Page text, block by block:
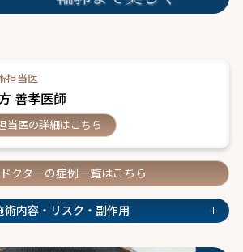
担当医
善孝医師
当医の詳細はこちら
クターの症例一覧はこちら
術内容・リスク・副作用 +